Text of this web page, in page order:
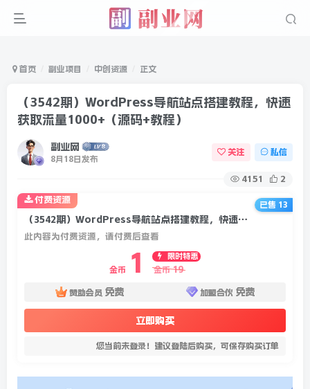
首页 副业项目 中创资源 正文
（3542期）WordPress导航站点搭建教程，快速
获取流量1000+（源码+教程）
副业网
8月18日发布
关注 私信
4151 2
（3542期）WordPress导航站点搭建教程，快速获取流量1000+（源码+教程）
此内容为付费资源，请付费后查看
金币 1
限时特惠
金币 19
赞助会员 免费 加盟合伙 免费
立即购买
您当前未登录！建议登陆后购买，可保存购买订单
付费资源
已售 13